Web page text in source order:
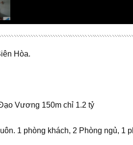
Hòa.
Vương 150m chỉ 1.2 tỷ
1 phòng khách, 2 Phòng ngủ,